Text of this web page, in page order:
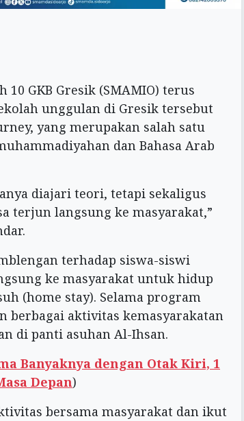
10 GKB Gresik (SMAMIO) terus
unggulan di Gresik tersebut
yang merupakan salah satu
dan Bahasa Arab
diajari teori, tetapi sekaligus
terjun langsung ke masyarakat,”
terhadap siswa-siswi
ke masyarakat untuk hidup
(home stay). Selama program
berbagai aktivitas kemasyarakatan
di panti asuhan Al-Ihsan.
Banyaknya dengan Otak Kiri, 1
Depan)
bersama masyarakat dan ikut